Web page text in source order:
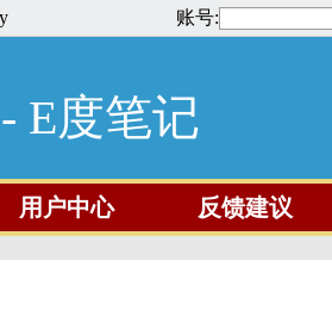
账号:
E度笔记
用户中心 反馈建议